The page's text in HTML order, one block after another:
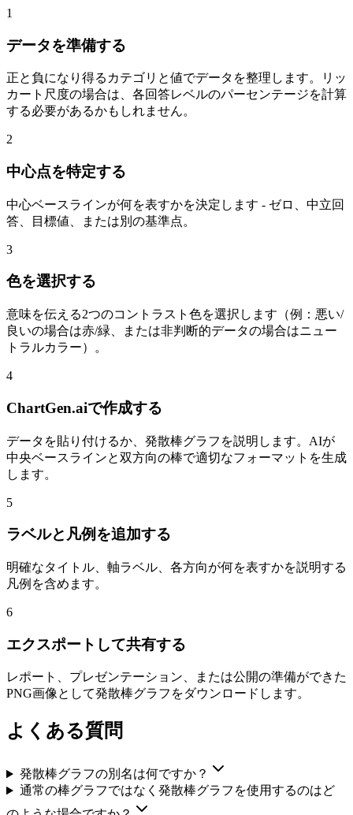
1
データを準備する
正と負になり得るカテゴリと値でデータを整理します。リッ
カート尺度の場合は、各回答レベルのパーセンテージを計算
する必要があるかもしれません。
2
中心点を特定する
中心ベースラインが何を表すかを決定します - ゼロ、中立回
答、目標値、または別の基準点。
3
色を選択する
意味を伝える2つのコントラスト色を選択します（例：悪い/
良いの場合は赤/緑、または非判断的データの場合はニュー
トラルカラー）。
4
ChartGen.aiで作成する
データを貼り付けるか、発散棒グラフを説明します。AIが
中央ベースラインと双方向の棒で適切なフォーマットを生成
します。
5
ラベルと凡例を追加する
明確なタイトル、軸ラベル、各方向が何を表すかを説明する
凡例を含めます。
6
エクスポートして共有する
レポート、プレゼンテーション、または公開の準備ができた
PNG画像として発散棒グラフをダウンロードします。
よくある質問
発散棒グラフの別名は何ですか？
通常の棒グラフではなく発散棒グラフを使用するのはど